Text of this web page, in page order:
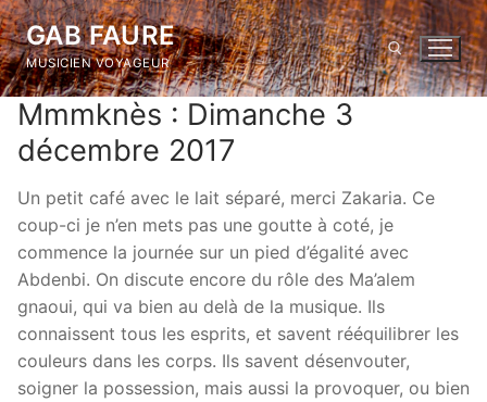
Skip
to
content
GAB FAURE
MUSICIEN VOYAGEUR
Search for:
Mmmknès : Dimanche 3
décembre 2017
Un petit café avec le lait séparé, merci Zakaria. Ce
coup-ci je n’en mets pas une goutte à coté, je
commence la journée sur un pied d’égalité avec
Abdenbi. On discute encore du rôle des Ma’alem
gnaoui, qui va bien au delà de la musique. Ils
connaissent tous les esprits, et savent rééquilibrer les
couleurs dans les corps. Ils savent désenvouter,
soigner la possession, mais aussi la provoquer, ou bien